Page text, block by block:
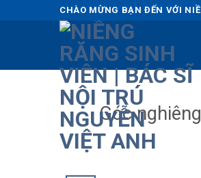
to
CHÀO MỪNG BẠN ĐẾN VỚI
Góc